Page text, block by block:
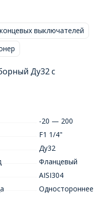
выключателей
Ду32 с
-20 — 200
F1 1/4"
Ду32
Фланцевый
AISI304
Одностороннее